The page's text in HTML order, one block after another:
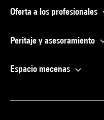
Oferta a los profesionales
Peritaje y asesoramiento
Espacio mecenas